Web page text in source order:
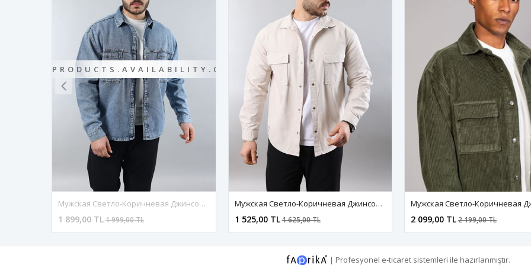
Мужская Светло-Коричневая Джинсовая Куртка Оверсайз Со Съемным Капюшоном
1 525,00 TL1 625,00 TL
Мужская Светло-Коричневая Джинсовая Куртка Оверсайз Со Съемным Капюшоном
2 099,00 TL2 199,00 TL 1 899,00 TL1 999,00 TL
| Profesyonel e-ticaret sistemleri ile hazırlanmıştır.